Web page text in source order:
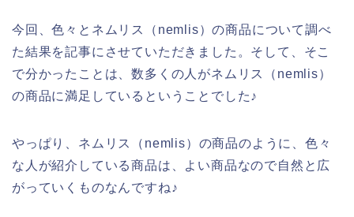
今回、色々とネムリス（nemlis）の商品について調べ
た結果を記事にさせていただきました。そして、そこ
で分かったことは、数多くの人がネムリス（nemlis）
の商品に満足しているということでした♪
やっぱり、ネムリス（nemlis）の商品のように、色々
な人が紹介している商品は、よい商品なので自然と広
がっていくものなんですね♪